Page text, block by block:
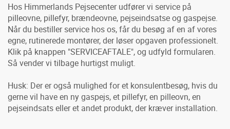
Hos Himmerlands Pejsecenter udfører vi service på
pilleovne, pillefyr, brændeovne, pejseindsatse og gaspejse.
Når du bestiller service hos os, får du besøg af en af vores
egne, rutinerede montører, der løser opgaven professionelt.
Klik på knappen "SERVICEAFTALE", og udfyld formularen.
Så vender vi tilbage hurtigst muligt.
Husk: Der er også mulighed for et konsulentbesøg, hvis du
gerne vil have en ny gaspejs, et pillefyr, en pilleovn, en
pejseindsats eller et andet produkt, der kræver installation.